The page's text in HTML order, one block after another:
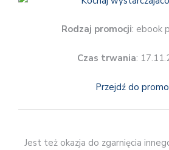
Rodzaj promocji: ebook
Czas trwania:
Przejdź do
Jest też okazja do zgarnięcia